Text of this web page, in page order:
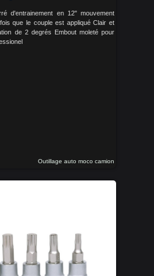
d'entrainement en 12" mouvement
que le couple est appliqué Clair et
de 2 degrés Embout moleté pour
Outillage auto moco camion